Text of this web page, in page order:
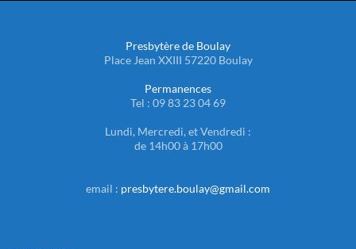
Presbytère de Boulay
Place Jean XXIII 57220 Boulay
Permanences
Tel : 09 83 23 04 69
Lundi, Mercredi, et Vendredi :
de 14h00 à 17h00
email : presbytere.boulay@gmail.com